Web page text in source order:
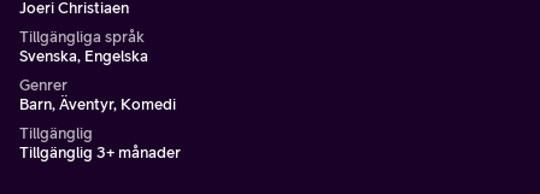
Joeri Christiaen
Tillgängliga språk
Svenska, Engelska
Genrer
Barn, Äventyr, Komedi
Tillgänglig
Tillgänglig 3+ månader